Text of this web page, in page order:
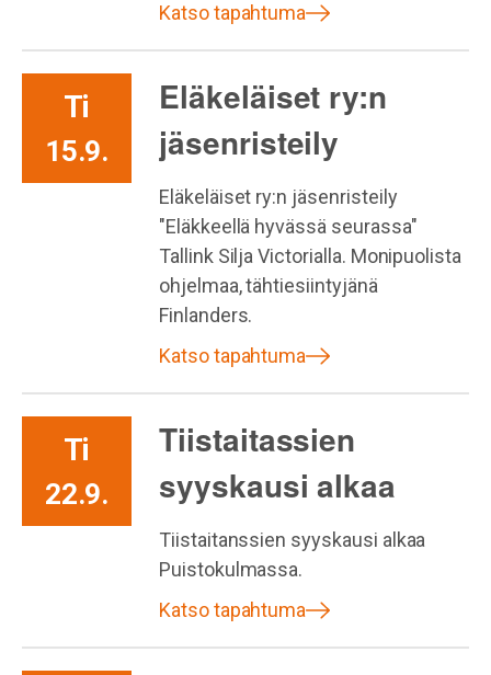
Katso tapahtuma
Ti
15.9.
Eläkeläiset ry:n
jäsenristeily
Eläkeläiset ry:n jäsenristeily
"Eläkkeellä hyvässä seurassa"
Tallink Silja Victorialla. Monipuolista
ohjelmaa, tähtiesiintyjänä
Finlanders.
Katso tapahtuma
Ti
22.9.
Tiistaitassien
syyskausi alkaa
Tiistaitanssien syyskausi alkaa
Puistokulmassa.
Katso tapahtuma